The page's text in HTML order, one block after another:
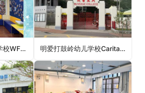
世佛会观自在幼儿学校WFB Avalokitesvara Nursery School（屯门区幼稚园） 明爱打鼓岭幼儿学校Caritas Nursery School – Ta Kwu Ling（北区幼稚园）